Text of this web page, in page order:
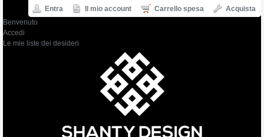
Entra Il mio account Carrello spesa
Acquista
Benvenuto
Accedi
Le mie liste dei desideri